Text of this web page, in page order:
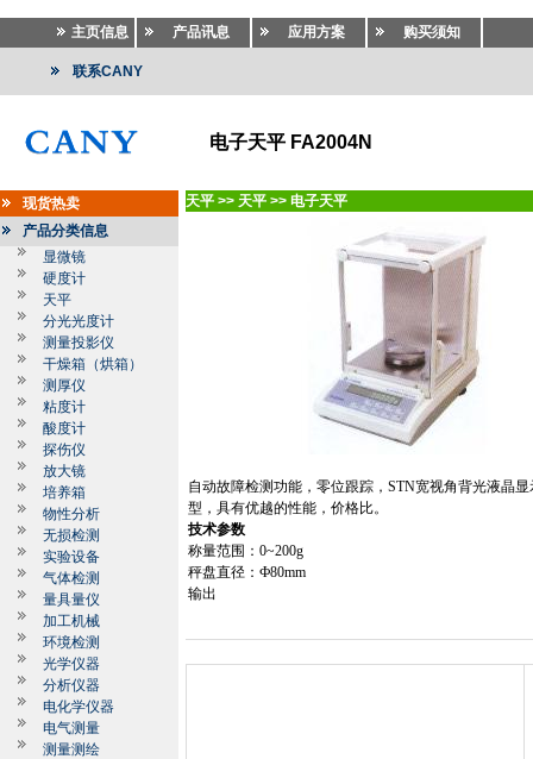
主页信息 产品讯息 应用方案 购买须知
联系CANY
电子天平 FA2004N
现货热卖
产品分类信息
显微镜
硬度计
天平
分光光度计
测量投影仪
干燥箱（烘箱）
测厚仪
粘度计
酸度计
探伤仪
放大镜
培养箱
物性分析
无损检测
实验设备
气体检测
量具量仪
加工机械
环境检测
光学仪器
分析仪器
电化学仪器
电气测量
测量测绘
天平 >> 天平 >> 电子天平
自动故障检测功能，零位跟踪， STN宽视角背光液晶
型，具有优越的性能，价格比。
技术参数
称量范围： 0~200g
秤盘直径：Ф80mm
输出